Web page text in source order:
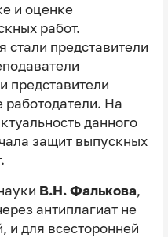
и оценке
работ.
стали представители
представители
работодатели. На
данного
защит выпускных
В.Н. Фалькова,
антиплагиат не
и для всесторонней